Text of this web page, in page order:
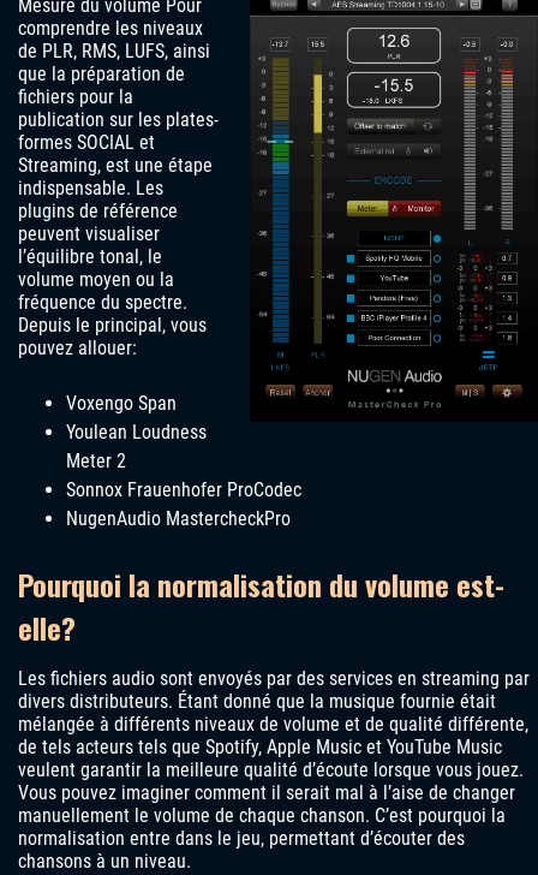
Mesure du volume Pour
comprendre les niveaux
de PLR, RMS, LUFS, ainsi
que la préparation de
fichiers pour la
publication sur les plates-
formes SOCIAL et
Streaming, est une étape
indispensable. Les
plugins de référence
peuvent visualiser
l’équilibre tonal, le
volume moyen ou la
fréquence du spectre.
Depuis le principal, vous
pouvez allouer:
Voxengo Span
Youlean Loudness
Meter 2
Sonnox Frauenhofer ProCodec
NugenAudio MastercheckPro
Pourquoi la normalisation du volume est-
elle?
Les fichiers audio sont envoyés par des services en streaming par
divers distributeurs. Étant donné que la musique fournie était
mélangée à différents niveaux de volume et de qualité différente,
de tels acteurs tels que Spotify, Apple Music et YouTube Music
veulent garantir la meilleure qualité d’écoute lorsque vous jouez.
Vous pouvez imaginer comment il serait mal à l’aise de changer
manuellement le volume de chaque chanson. C’est pourquoi la
normalisation entre dans le jeu, permettant d’écouter des
chansons à un niveau.